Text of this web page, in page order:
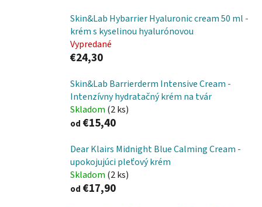
Skin&Lab Hybarrier Hyaluronic cream 50 ml -
krém s kyselinou hyalurónovou
Vypredané
€24,30
Skin&Lab Barrierderm Intensive Cream -
Intenzívny hydratačný krém na tvár
Skladom (2 ks)
od €15,40
Dear Klairs Midnight Blue Calming Cream -
upokojujúci pleťový krém
Skladom (2 ks)
od €17,90